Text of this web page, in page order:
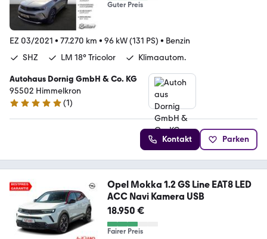
Guter Preis
EZ 03/2021 • 77.270 km • 96 kW (131 PS) • Benzin
SHZ
LM 18° Tricolor Klimaautom.
Autohaus Dornig GmbH & Co. KG
95502 Himmelkron
5 Sterne
(1)
Kontakt Parken
Opel Mokka 1.2 GS Line EAT8 LED
ACC Navi Kamera USB
18.950 €
Fairer Preis